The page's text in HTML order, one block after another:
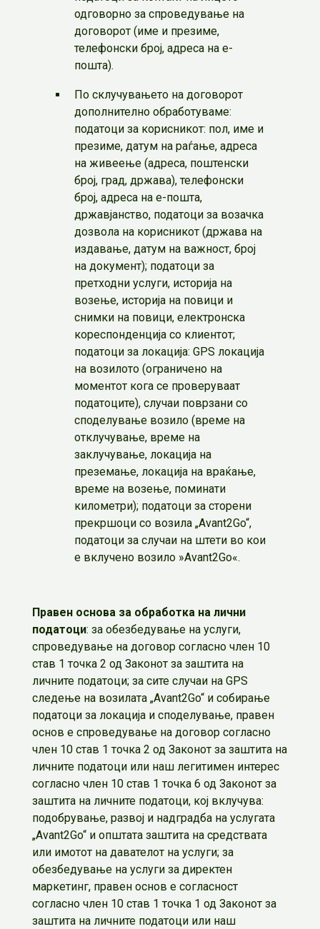
одговорно за спроведување на
договорот (име и презиме,
телефонски број, адреса на е-
пошта).
По склучувањето на договорот
дополнително обработуваме:
податоци за корисникот: пол, име и
презиме, датум на раѓање, адреса
на живеење (адреса, поштенски
број, град, држава), телефонски
број, адреса на е-пошта,
државјанство, податоци за возачка
дозвола на корисникот (држава на
издавање, датум на важност, број
на документ); податоци за
претходни услуги, историја на
возење, историја на повици и
снимки на повици, електронска
кореспонденција со клиентот;
податоци за локација: GPS локација
на возилото (ограничено на
моментот кога се проверуваат
податоците), случаи поврзани со
споделување возило (време на
отклучување, време на
заклучување, локација на
преземање, локација на враќање,
време на возење, поминати
километри); податоци за сторени
прекршоци со возила „Avant2Go“,
податоци за случаи на штети во кои
е вклучено возило »Avant2Go«.
Правен основа за обработка на лични
податоци: за обезбедување на услуги,
спроведување на договор согласно член 10
став 1 точка 2 од Законот за заштита на
личните податоци; за сите случаи на GPS
следење на возилата „Avant2Go“ и собирање
податоци за локација и споделување, правен
основ е спроведување на договор согласно
член 10 став 1 точка 2 од Законот за заштита на
личните податоци или наш легитимен интерес
согласно член 10 став 1 точка 6 од Законот за
заштита на личните податоци, кој вклучува:
подобрување, развој и надградба на услугата
„Avant2Go“ и општата заштита на средствата
или имотот на давателот на услуги; за
обезбедување на услуги за директен
маркетинг, правен основ е согласност
согласно член 10 став 1 точка 1 од Законот за
заштита на личните податоци или наш